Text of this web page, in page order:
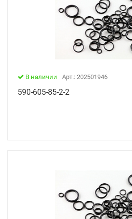
В наличии Арт.: 202501946
590-605-85-2-2